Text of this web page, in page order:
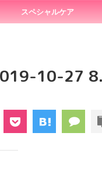
スペシャルケア
10-27